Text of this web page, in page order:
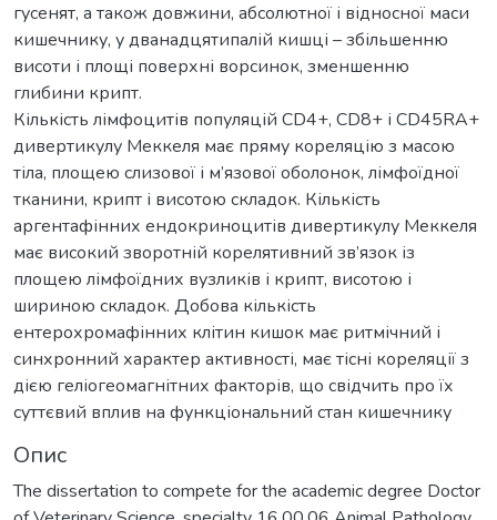
гусенят, а також довжини, абсолютної і відносної маси
кишечнику, у дванадцятипалій кишці – збільшенню
висоти і площі поверхні ворсинок, зменшенню
глибини крипт.
Кількість лімфоцитів популяцій CD4+, CD8+ і CD45RA+
дивертикулу Меккеля має пряму кореляцію з масою
тіла, площею слизової і м’язової оболонок, лімфоїдної
тканини, крипт і висотою складок. Кількість
аргентафінних ендокриноцитів дивертикулу Меккеля
має високий зворотній корелятивний зв’язок із
площею лімфоїдних вузликів і крипт, висотою і
шириною складок. Добова кількість
ентерохромафінних клітин кишок має ритмічний і
синхронний характер активності, має тісні кореляції з
дією геліогеомагнітних факторів, що свідчить про їх
суттєвий вплив на функціональний стан кишечнику
Опис
The dissertation to compete for the academic degree Doctor